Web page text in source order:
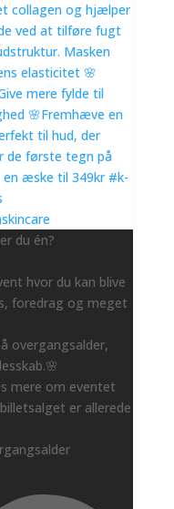
du én?
hvor du kan blive
foredrag og meget
overgangsalder,
mere om eventet
er allerede